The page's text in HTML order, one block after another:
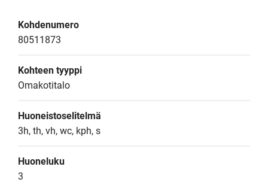
Kohdenumero
80511873
Kohteen tyyppi
Omakotitalo
Huoneistoselitelmä
3h, th, vh, wc, kph, s
Huoneluku
3